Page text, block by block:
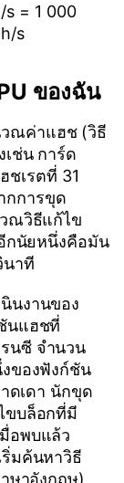
s = 1 000
s
ของฉัน
ณค่าแฮช (วิธี
ช่น การ์ด
ชเรตที่ 31
กการขุด
ณวิธีแก้ไข
กนัยหนึ่งคือมัน
นาที
นงานของ
นแฮชที่
นซี จำนวน
ของฟังก์ชัน
ดเดา นักขุด
ขบล็อกที่มี
อพบแล้ว
มค้นหาวิธี
ษาอังกฤษ)